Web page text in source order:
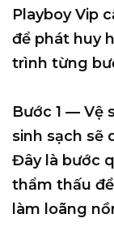
Playboy Vip
để phát huy
trình từng
Bước 1 — Vệ
sinh sạch sẽ
Đây là bước
thẩm thấu
làm loãng